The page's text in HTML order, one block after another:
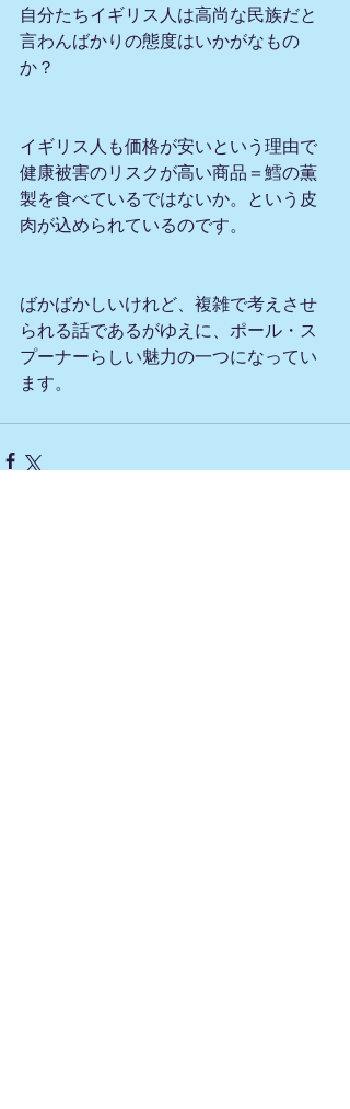
自分たちイギリス人は高尚な民族だと
言わんばかりの態度はいかがなもの
か？
イギリス人も価格が安いという理由で
健康被害のリスクが高い商品＝鱈の薫
製を食べているではないか。という皮
肉が込められているのです。
ばかばかしいけれど、複雑で考えさせ
られる話であるがゆえに、ポール・ス
プーナーらしい魅力の一つになってい
ます。